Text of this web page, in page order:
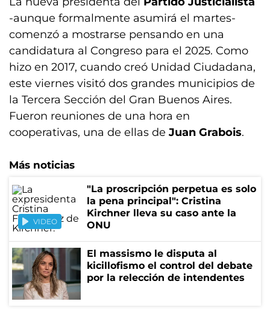
-aunque formalmente asumirá el martes-
comenzó a mostrarse pensando en una
candidatura al Congreso para el 2025. Como
hizo en 2017, cuando creó Unidad Ciudadana,
este viernes visitó dos grandes municipios de
la Tercera Sección del Gran Buenos Aires.
Fueron reuniones de una hora en
cooperativas, una de ellas de Juan Grabois.
Más noticias
VIDEO
"La proscripción perpetua es solo
la pena principal": Cristina
Kirchner lleva su caso ante la
ONU
El massismo le disputa al
kicillofismo el control del debate
por la relección de intendentes